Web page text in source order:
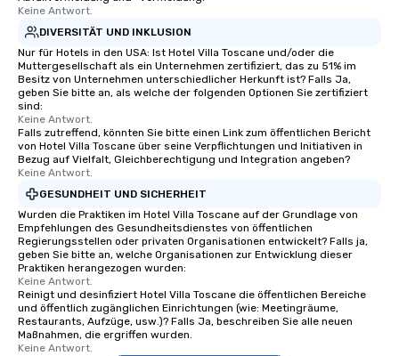
Keine Antwort.
DIVERSITÄT UND INKLUSION
Nur für Hotels in den USA: Ist Hotel Villa Toscane und/oder die
Muttergesellschaft als ein Unternehmen zertifiziert, das zu 51% im
Besitz von Unternehmen unterschiedlicher Herkunft ist? Falls Ja,
geben Sie bitte an, als welche der folgenden Optionen Sie zertifiziert
sind:
Keine Antwort.
Falls zutreffend, könnten Sie bitte einen Link zum öffentlichen Bericht
von Hotel Villa Toscane über seine Verpflichtungen und Initiativen in
Bezug auf Vielfalt, Gleichberechtigung und Integration angeben?
Keine Antwort.
GESUNDHEIT UND SICHERHEIT
Wurden die Praktiken im Hotel Villa Toscane auf der Grundlage von
Empfehlungen des Gesundheitsdienstes von öffentlichen
Regierungsstellen oder privaten Organisationen entwickelt? Falls ja,
geben Sie bitte an, welche Organisationen zur Entwicklung dieser
Praktiken herangezogen wurden:
Keine Antwort.
Reinigt und desinfiziert Hotel Villa Toscane die öffentlichen Bereiche
und öffentlich zugänglichen Einrichtungen (wie: Meetingräume,
Restaurants, Aufzüge, usw.)? Falls Ja, beschreiben Sie alle neuen
Maßnahmen, die ergriffen wurden.
Keine Antwort.